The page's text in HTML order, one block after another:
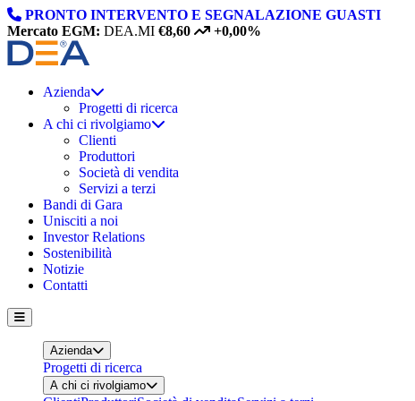
Skip to content
PRONTO INTERVENTO E SEGNALAZIONE GUASTI
Mercato EGM: DEA.MI €8,60 +0,00%
Azienda
Progetti di ricerca
A chi ci rivolgiamo
Clienti
Produttori
Società di vendita
Servizi a terzi
Bandi di Gara
Unisciti a noi
Investor Relations
Sostenibilità
Notizie
Contatti
Azienda
Progetti di ricerca
A chi ci rivolgiamo